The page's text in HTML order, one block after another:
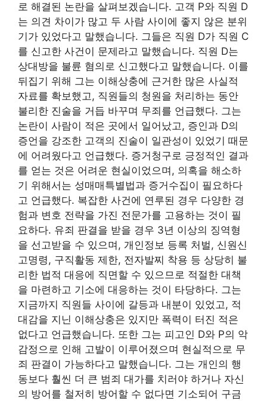
로 해결된 논란을 살펴보겠습니다. 고객 P와 직원 D
는 의견 차이가 많고 두 사람 사이에 좋지 않은 분위
기가 있었다고 말했습니다. 그들은 직원 D가 직원 C
를 신고한 사건이 문제라고 말했습니다. 직원 D는
상대방을 불륜 혐의로 신고했다고 말했습니다. 이를
뒤집기 위해 그는 이해상충에 근거한 많은 사실적
자료를 확보했고, 직원들의 청원을 처리하는 동안
불리한 진술을 거듭 바꾸며 무죄를 언급했다. 그는
논란이 사람이 적은 곳에서 일어났고, 증인과 D의
증언을 강조한 고객의 진술이 일관성이 있었기 때문
에 어려웠다고 언급했다. 증거청구로 긍정적인 결과
를 얻는 것은 어려운 현실이었으며, 의혹을 해소하
기 위해서는 성매매특별법과 증거수집이 필요하다
고 언급했다. 복잡한 사건에 연루된 경우 다양한 경
험과 변호 전략을 가진 전문가를 고용하는 것이 필
요하다. 유죄 판결을 받을 경우 3년 이상의 징역형
을 선고받을 수 있으며, 개인정보 등록 처벌, 신원신
고명령, 구직활동 제한, 전자발찌 착용 등 상당히 불
리한 법적 대응에 직면할 수 있으므로 적절한 대책
을 마련하고 기소에 대응하는 것이 타당하다. 그는
지금까지 직원들 사이에 갈등과 내분이 있었고, 적
대감을 지닌 이해상충은 있지만 폭력이 터진 적은
없다고 언급했습니다. 또한 그는 피고인 D와 P의 악
감정으로 인해 고발이 이루어졌으며 현실적으로 무
죄 판결이 가능하다고 말했습니다. 그는 개인의 행
동보다 훨씬 더 큰 범죄 대가를 치러야 하거나 자신
의 방어를 철저히 방어할 수 없다면 기소되어 구금